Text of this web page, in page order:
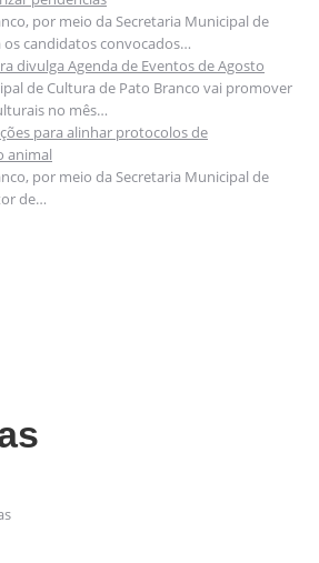
por meio da Secretaria Municipal de
os candidatos convocados…
divulga Agenda de Eventos de Agosto
de Cultura de Pato Branco vai promover
no mês…
para alinhar protocolos de
animal
por meio da Secretaria Municipal de
de…